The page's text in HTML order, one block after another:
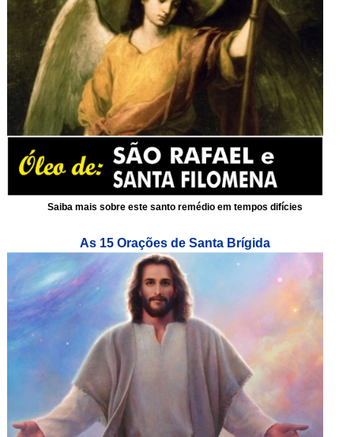
Saiba mais sobre este santo remédio em tempos difícies
As 15 Orações de Santa Brígida